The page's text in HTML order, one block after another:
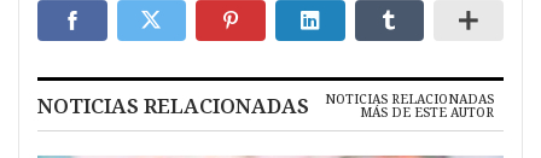
NOTICIAS RELACIONADAS NOTICIAS RELACIONADAS
MÁS DE ESTE AUTOR